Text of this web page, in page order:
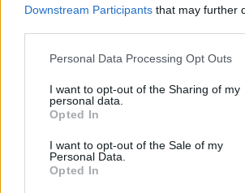
Downstream Participants that may further
Personal Data Processing Opt Outs
I want to opt-out of the Sharing of my
personal data.
Opted In
I want to opt-out of the Sale of my
Personal Data.
Opted In
ΔΙΑΦΗΜΙΣΗ